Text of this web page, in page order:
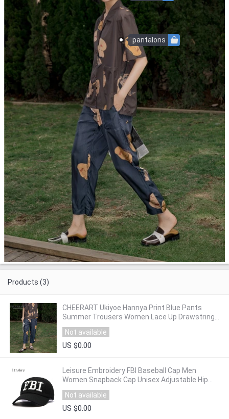
pantalons
Products (3)
CHEERART Ukiyoe Hannya Print Blue Pants
Summer Trousers Women Lace Up Drawstring
Pants Ankle-Length Aesthetic Pants 2020
Not available
US $0.00
Leisure Embroidery FBI Baseball Cap Men
Women Snapback Cap Unisex Adjustable Hip
Hop Dad Hat gorras para hombre
Not available
US $0.00